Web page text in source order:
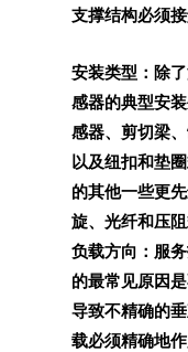
支撑结构必须
安装类型：除
感器的典型安
感器、剪切梁
以及纽扣和垫
的其他一些更
旋、光纤和压
负载方向：服
的最常见原因
导致不精确的
载必须精确地